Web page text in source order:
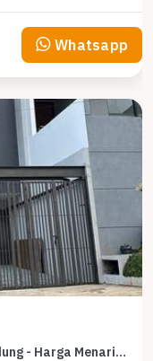
Whatsapp
Rumah Area Luxury Parongpong, Bandung - Harga Menarik 4,8 Miliar